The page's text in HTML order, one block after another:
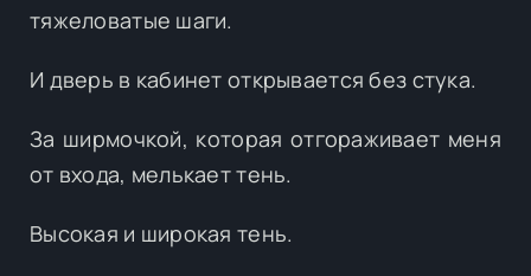
тяжеловатые шаги.
И дверь в кабинет открывается без стука.
За ширмочкой, которая отгораживает меня
от входа, мелькает тень.
Высокая и широкая тень.